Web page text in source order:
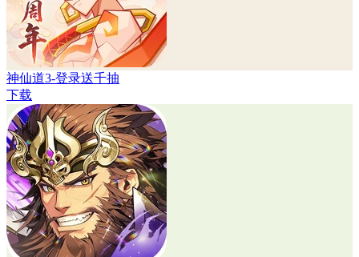
神仙道3-登录送千抽
下载